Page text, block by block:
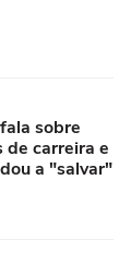
sobre
carreira e
a "salvar"